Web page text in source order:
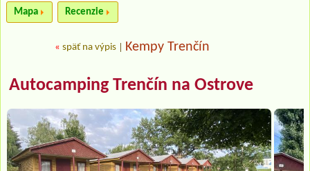
Mapa Recenzie
« späť na výpis Kempy Trenčín
Autocamping Trenčín na Ostrove